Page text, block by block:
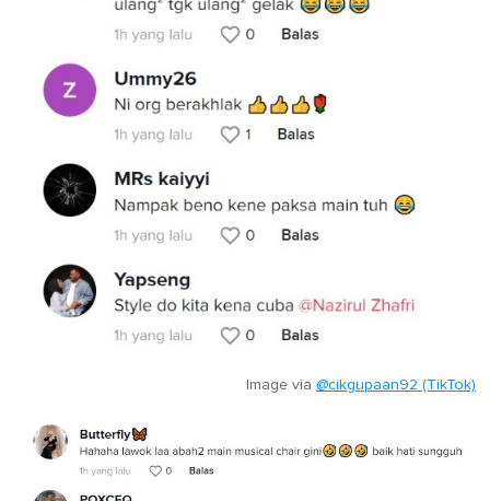
Image via @cikgupaan92 (TikTok)